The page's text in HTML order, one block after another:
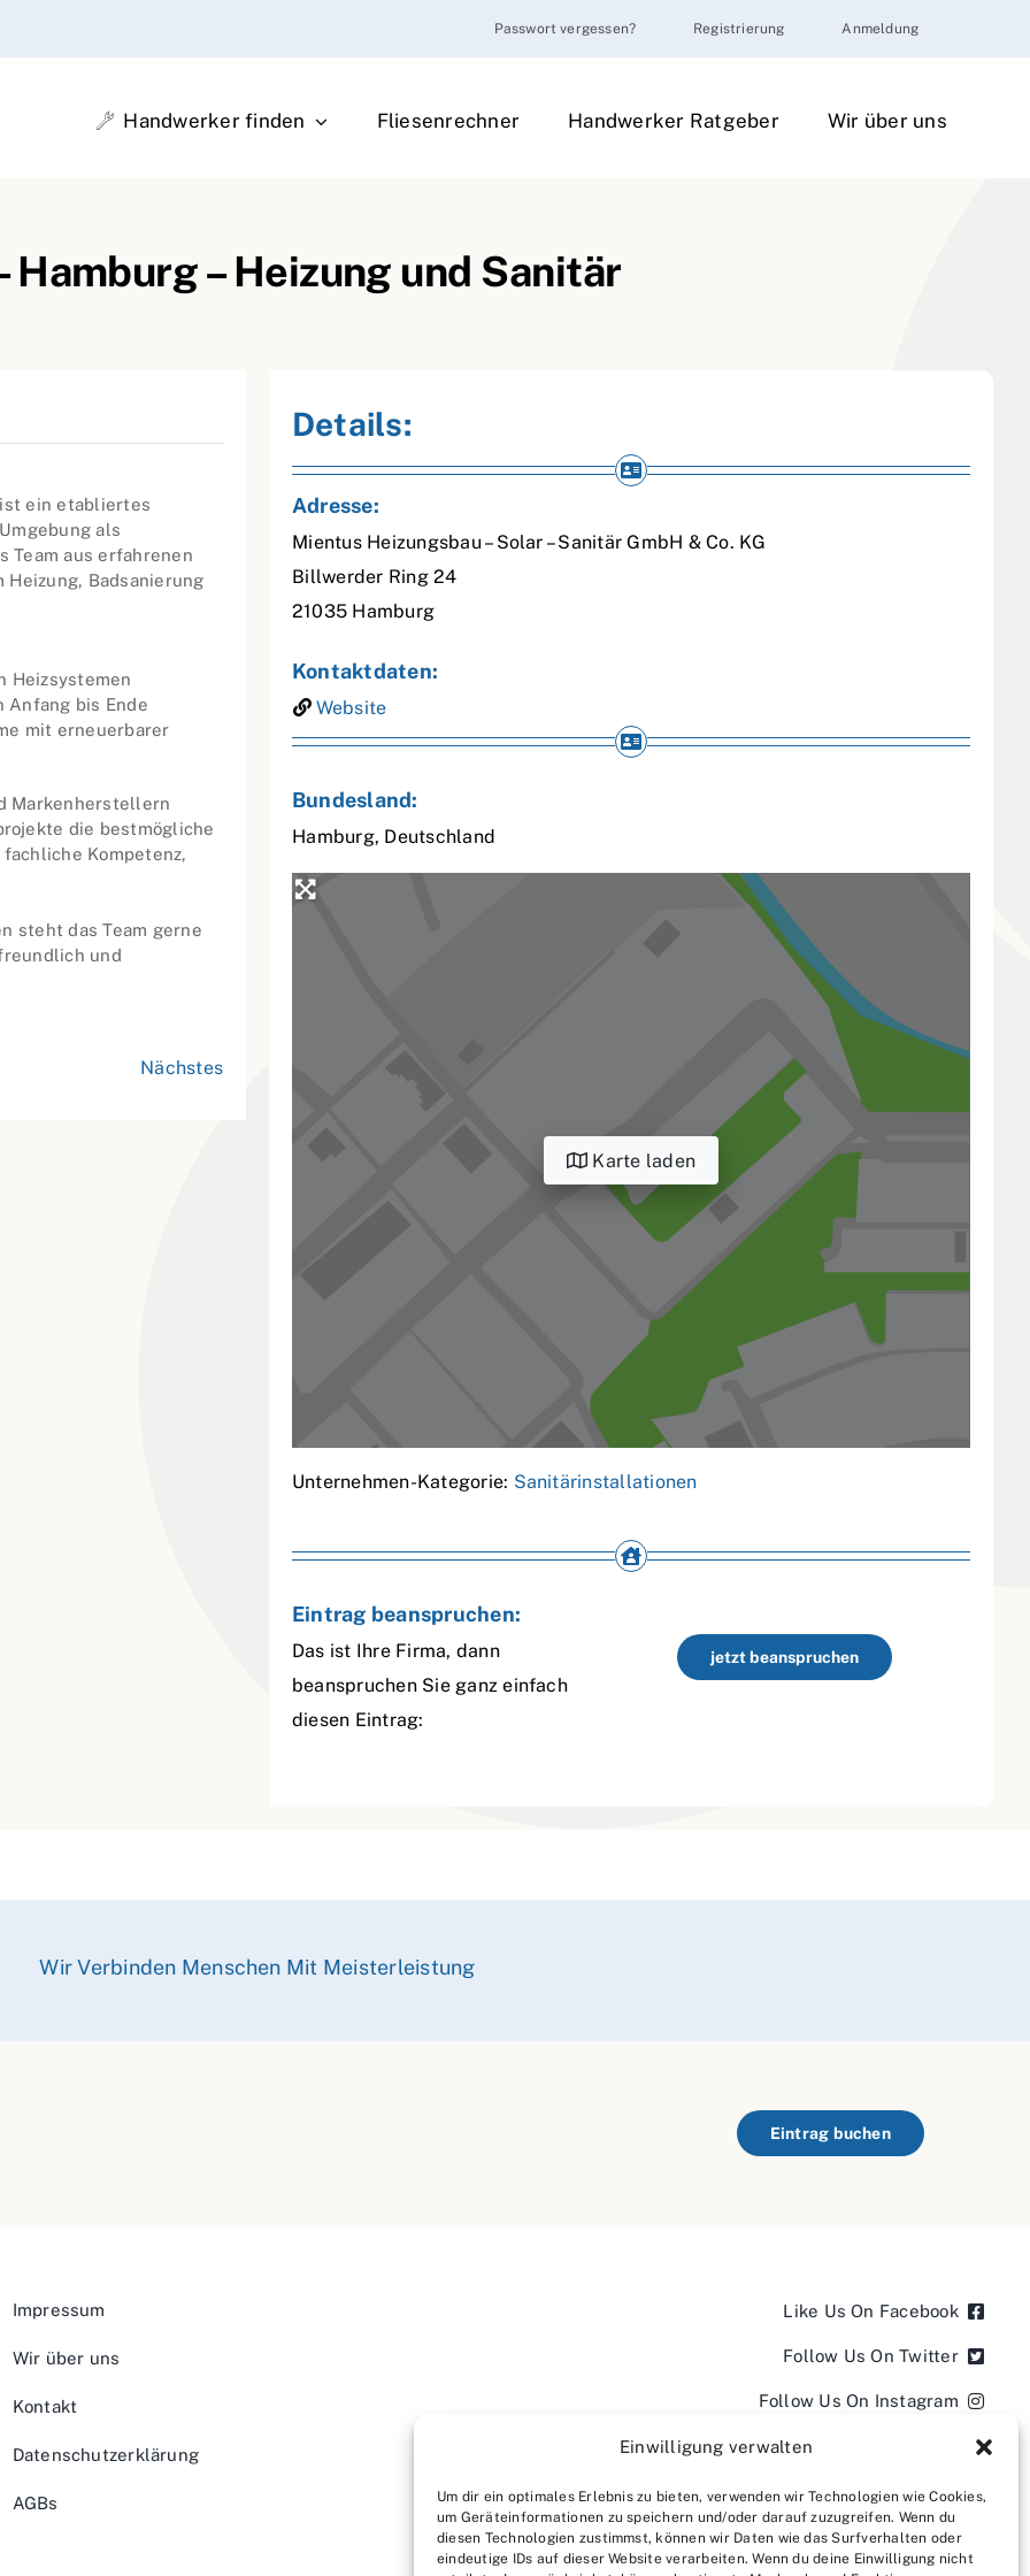
Einwilligung verwalten
Um dir ein optimales Erlebnis zu bieten, verwenden wir Technologien wie Cookies,
um Geräteinformationen zu speichern und/oder darauf zuzugreifen. Wenn du
diesen Technologien zustimmst, können wir Daten wie das Surfverhalten oder
eindeutige IDs auf dieser Website verarbeiten. Wenn du deine Einwilligung nicht
Passwort vergessen? Registrierung Anmeldung
Handwerker finden Fliesenrechner Handwerker Ratgeber Wir über uns
Hamburg – Heizung und Sanitär
ist ein etabliertes
als
Team aus erfahrenen
Badsanierung
Heizsystemen
Anfang bis Ende
mit erneuerbarer
Markenherstellern
die bestmögliche
Kompetenz,
steht das Team gerne
und
Nächstes
Details:
Adresse:
Mientus Heizungsbau – Solar – Sanitär GmbH & Co. KG
Billwerder Ring 24
21035 Hamburg
Kontaktdaten:
Website
Bundesland:
Hamburg, Deutschland
Karte laden
Unternehmen-Kategorie: Sanitärinstallationen
Eintrag beanspruchen:
Das ist Ihre Firma, dann
beanspruchen Sie ganz einfach
diesen Eintrag:
jetzt beanspruchen
Wir Verbinden Menschen Mit Meisterleistung
Eintrag buchen
Impressum
Wir über uns
Kontakt
Datenschutzerklärung
AGBs
Like Us On Facebook
Follow Us On Twitter
Follow Us On Instagram
Follow Us On LinkedIn
Follow us on YouTube
Follow us on Pinterest